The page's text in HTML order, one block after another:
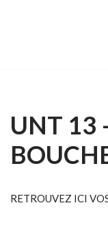
UNT 13
RETROUVEZ ICI